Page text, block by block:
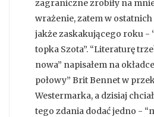
zagraniczne zrobiły na
wrażenie, zatem w
jakże zaskakującego roku -
topka Szota”. “Literaturę
nowa” napisałem na
połowy” Brit Bennet w
Westermarka, a dzisiaj
tego zdania dodać jedno -